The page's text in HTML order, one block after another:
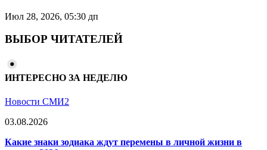
Июл 28, 2026, 05:30 дп
ВЫБОР ЧИТАТЕЛЕЙ
ИНТЕРЕСНО ЗА НЕДЕЛЮ
Новости СМИ2
03.08.2026
Какие знаки зодиака ждут перемены в личной жизни в